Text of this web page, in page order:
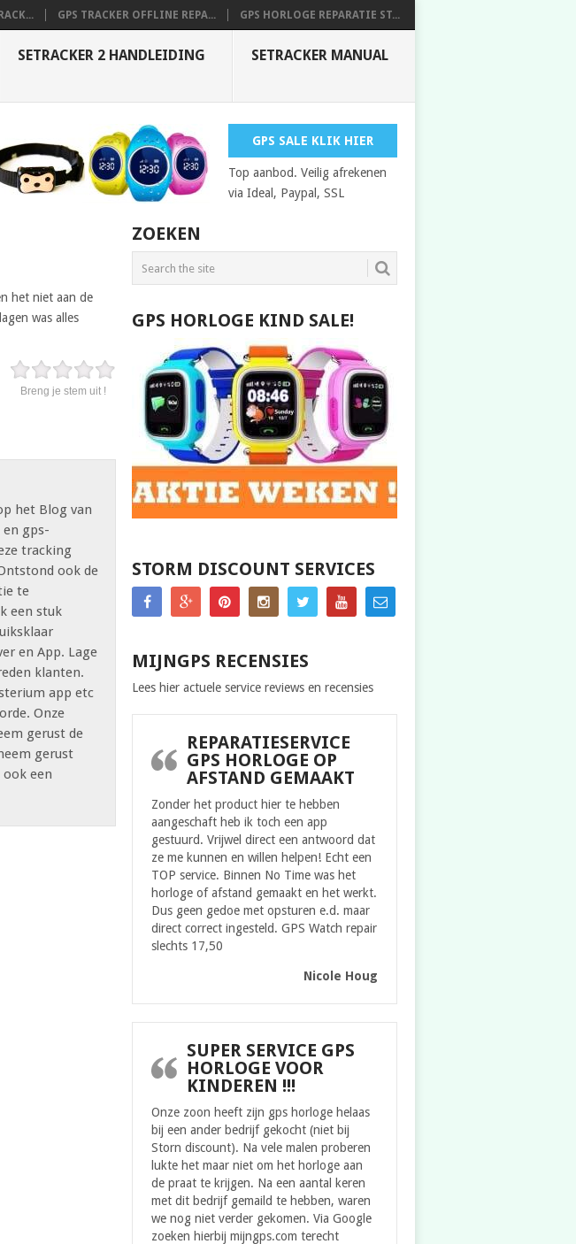
GPS TRACKER OFFLINE REPA... GPS HORLOGE REPARATIE ST...
SETRACKER 2 HANDLEIDING SETRACKER MANUAL
GPS SALE KLIK HIER
Top aanbod. Veilig afrekenen
via Ideal, Paypal, SSL
het niet aan de
was alles
Breng je stem uit !
het Blog van
gps-
tracking
ook de
te
een stuk
en App. Lage
klanten.
app etc
Onze
gerust de
gerust
een
ZOEKEN
GPS HORLOGE KIND SALE!
STORM DISCOUNT SERVICES
MIJNGPS RECENSIES
Lees hier actuele service reviews en recensies
REPARATIESERVICE
GPS HORLOGE OP
AFSTAND GEMAAKT
Zonder het product hier te hebben
aangeschaft heb ik toch een app
gestuurd. Vrijwel direct een antwoord dat
ze me kunnen en willen helpen! Echt een
TOP service. Binnen No Time was het
horloge of afstand gemaakt en het werkt.
Dus geen gedoe met opsturen e.d. maar
direct correct ingesteld. GPS Watch repair
slechts 17,50
Nicole Houg
SUPER SERVICE GPS
HORLOGE VOOR
KINDEREN !!!
Onze zoon heeft zijn gps horloge helaas
bij een ander bedrijf gekocht (niet bij
Storn discount). Na vele malen proberen
lukte het maar niet om het horloge aan
de praat te krijgen. Na een aantal keren
met dit bedrijf gemaild te hebben, waren
we nog niet verder gekomen. Via Google
zoeken hierbij mijngps.com terecht